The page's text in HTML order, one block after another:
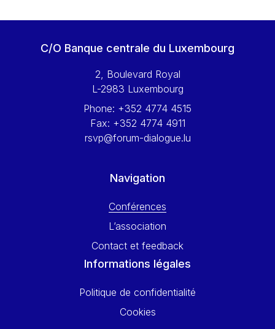
Walter Hagg
Wolfgang Ketterle
Yossi Beillin
Yves FRANCHET
C/O Banque centrale du Luxembourg
2, Boulevard Royal
L-2983 Luxembourg
Phone: +352 4774 4515
Fax: +352 4774 4911
rsvp@forum-dialogue.lu
Navigation
Conférences
L’association
Contact et feedback
Informations légales
Politique de confidentialité
Cookies